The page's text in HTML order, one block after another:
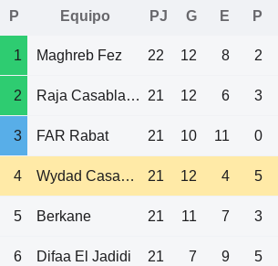
P Equipo PJ G E P
1 Maghreb Fez 22 12 8 2
2 Raja Casablanca 21 12 6 3
3 FAR Rabat 21 10 11 0
4 Wydad Casablanca 21 12 4 5
5 Berkane 21 11 7 3
6 Difaa El Jadidi 21 7 9 5